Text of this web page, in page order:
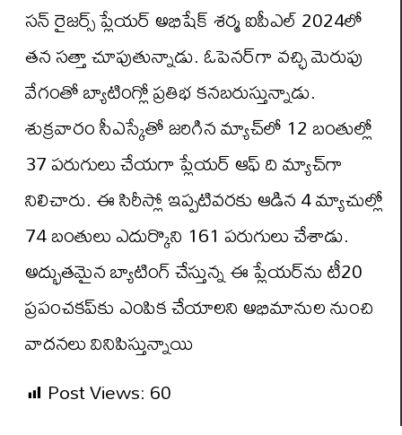
సన్ రైజర్స్ ప్లేయర్ అభిషేక్‌ శర్మ ఐపీఎల్‌ 2024లో
తన సత్తా చూపుతున్నాడు. ఓపెనర్‌గా వచ్ఛి మెరుపు
వేగంతో బ్యాటింగ్లో ప్రతిభ కనబరుస్తున్నాడు.
శుక్రవారం సీఎస్కేతో జరిగిన మ్యాచ్‌లో 12 బంతుల్లో
37 పరుగులు చేయగా ప్లేయర్‌ ఆఫ్‌ ది మ్యాచ్‌గా
నిలిచారు. ఈ సిరీస్లో ఇప్పటివరకు ఆడిన 4 మ్యాచుల్లో
74 బంతులు ఎదుర్కొని 161 పరుగులు చేశాడు.
అద్భుతమైన బ్యాటింగ్ చేస్తున్న ఈ ప్లేయర్‌ను టీ20
ప్రపంచకప్‌కు ఎంపిక చేయాలని అభిమానుల నుంచి
వాదనలు వినిపిస్తున్నాయి
Post Views:60